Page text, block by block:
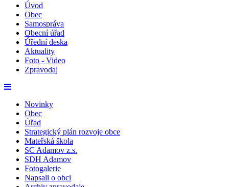
Úvod
Obec
Samospráva
Obecní úřad
Úřední deska
Aktuality
Foto - Video
Zpravodaj
Novinky
Obec
Úřad
Strategický plán rozvoje obce
Mateřská škola
SC Adamov z.s.
SDH Adamov
Fotogalerie
Napsali o obci